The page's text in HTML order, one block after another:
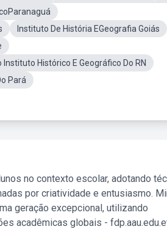
Instituto De História EGeografia Goiás
Instituto Histórico E Geográfico Do RN
Pará
no contexto escolar, adotando
por criatividade e entusiasmo.
geração excepcional, utilizando
acadêmicas globais -